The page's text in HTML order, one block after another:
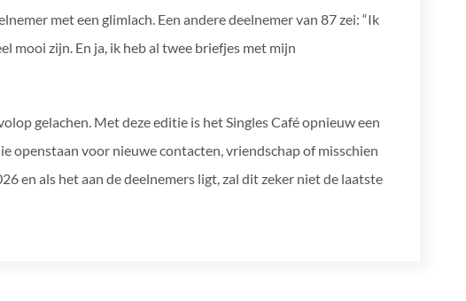
met een glimlach. Een andere deelnemer van 87 zei: “Ik
mooi zijn. En ja, ik heb al twee briefjes met mijn
gelachen. Met deze editie is het Singles Café opnieuw een
openstaan voor nieuwe contacten, vriendschap of misschien
en als het aan de deelnemers ligt, zal dit zeker niet de laatste